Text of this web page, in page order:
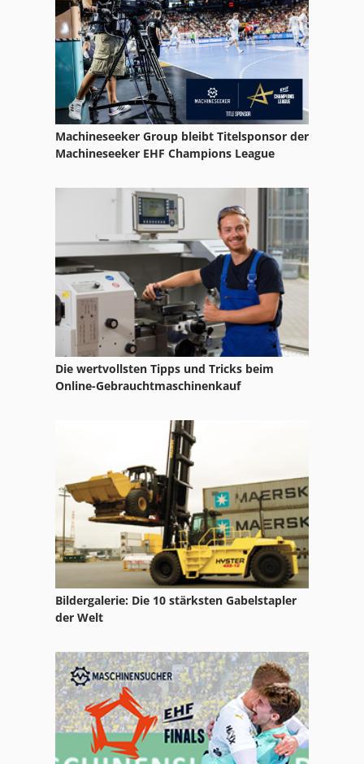
Innensilo
Kippbratpfannen
Kleinbrauerei
Knochensaege
Magurit
Mogulanlage
Obstpresse
Planetenrührer
Schrotmühle
Zutatensilo
Machineseeker Group bleibt Titelsponsor der
Machineseeker EHF Champions League
Die wertvollsten Tipps und Tricks beim
Online-Gebrauchtmaschinenkauf
Bildergalerie: Die 10 stärksten Gabelstapler
der Welt